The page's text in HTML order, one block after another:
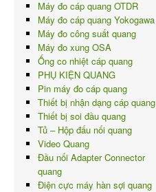
Máy đo cáp quang OTDR
Máy đo cáp quang Yokogawa
Máy đo công suất quang
Máy đo xung OSA
Ống co nhiệt cáp quang
PHỤ KIỆN QUANG
Pin máy đo cáp quang
Thiết bị nhận dạng cáp quang
Thiết bị soi đầu quang
Tủ – Hộp đấu nối quang
Video Quang
Đầu nối Adapter Connector
quang
Điện cực máy hàn sợi quang